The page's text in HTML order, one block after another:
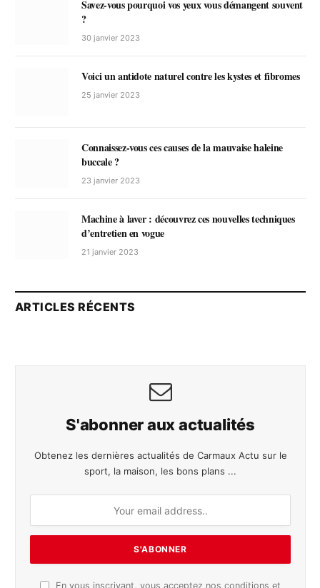
Savez-vous pourquoi vos yeux vous démangent souvent
?
30 janvier 2023
Voici un antidote naturel contre les kystes et fibromes
25 janvier 2023
Connaissez-vous ces causes de la mauvaise haleine
buccale ?
23 janvier 2023
Machine à laver : découvrez ces nouvelles techniques
d’entretien en vogue
21 janvier 2023
ARTICLES RÉCENTS
S'abonner aux actualités
Obtenez les dernières actualités de Carmaux Actu sur le
sport, la maison, les bons plans ...
En vous inscrivant, vous acceptez nos conditions et